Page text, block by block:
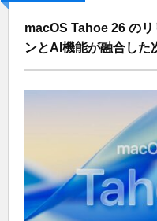
macOS Tahoe 26 の
ンとAI機能が融合した